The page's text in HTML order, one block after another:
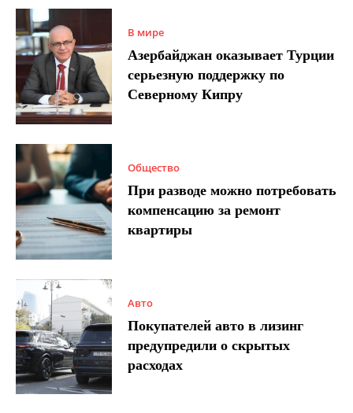
В мире
Азербайджан оказывает Турции
серьезную поддержку по
Северному Кипру
Общество
При разводе можно потребовать
компенсацию за ремонт
квартиры
Авто
Покупателей авто в лизинг
предупредили о скрытых
расходах